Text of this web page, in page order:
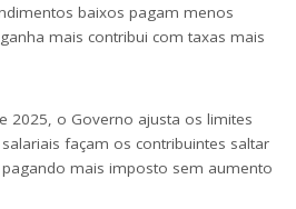
baixos pagam menos
mais contribui com taxas mais
2025, o Governo ajusta os limites
façam os contribuintes saltar
mais imposto sem aumento